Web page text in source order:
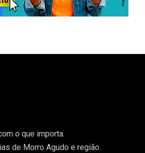
o que importa.
de Morro Agudo e região.